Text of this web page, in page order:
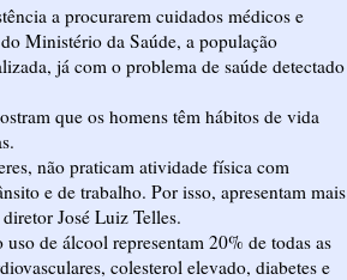
a procurarem cuidados médicos e
Ministério da Saúde, a população
já com o problema de saúde detectado
que os homens têm hábitos de vida
não praticam atividade física com
e de trabalho. Por isso, apresentam mais
José Luiz Telles.
de álcool representam 20% de todas as
colesterol elevado, diabetes e